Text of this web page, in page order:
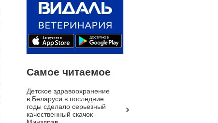
Самое читаемое
Детское здравоохранение
в Беларуси в последние
годы сделало серьезный
качественный скачок -